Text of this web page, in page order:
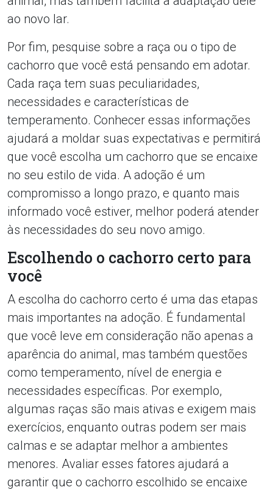
ao novo lar.
Por fim, pesquise sobre a raça ou o tipo de
cachorro que você está pensando em adotar.
Cada raça tem suas peculiaridades,
necessidades e características de
temperamento. Conhecer essas informações
ajudará a moldar suas expectativas e permitirá
que você escolha um cachorro que se encaixe
no seu estilo de vida. A adoção é um
compromisso a longo prazo, e quanto mais
informado você estiver, melhor poderá atender
às necessidades do seu novo amigo.
Escolhendo o cachorro certo para
você
A escolha do cachorro certo é uma das etapas
mais importantes na adoção. É fundamental
que você leve em consideração não apenas a
aparência do animal, mas também questões
como temperamento, nível de energia e
necessidades específicas. Por exemplo,
algumas raças são mais ativas e exigem mais
exercícios, enquanto outras podem ser mais
calmas e se adaptar melhor a ambientes
menores. Avaliar esses fatores ajudará a
garantir que o cachorro escolhido se encaixe